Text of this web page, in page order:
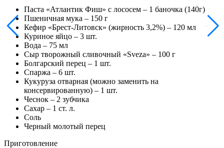
Паста «Атлантик Фиш» с лососем – 1 баночка (140г)
Пшеничная мука – 150 г
Кефир «Брест-Литовск» (жирность 3,2%) – 120 мл
Куриное яйцо – 3 шт.
Вода – 75 мл
Сыр творожный сливочный «Sveza» – 100 г
Болгарский перец – 1 шт.
Спаржа – 6 шт.
Кукуруза отварная (можно заменить на
консервированную) – 1 шт.
Чеснок – 2 зубчика
Сахар – 1 ст. л.
Соль
Черный молотый перец
Приготовление